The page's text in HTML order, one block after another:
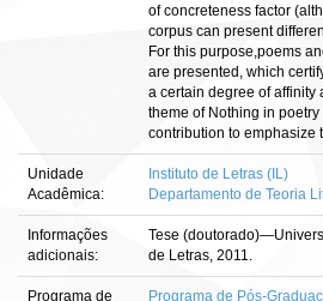
of concreteness factor
corpus can present
For this purpose,poems
are presented, which
a certain degree of affinity
theme of Nothing in
contribution to emphasize
Unidade
Acadêmica:
Instituto de Letras (IL)
Departamento de Teoria
Informações
adicionais:
Tese
de Letras, 2011.
Programa de
Programa de Pós-